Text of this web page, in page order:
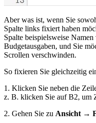
Aber was ist, wenn Sie
Spalte links fixiert haben
Spalte beispielsweise
Budgetausgaben, und Sie
Scrollen verschwinden.
So fixieren Sie gleichzeitig
1. Klicken Sie neben die
z. B. klicken Sie auf B2, um
2. Gehen Sie zu Ansicht →